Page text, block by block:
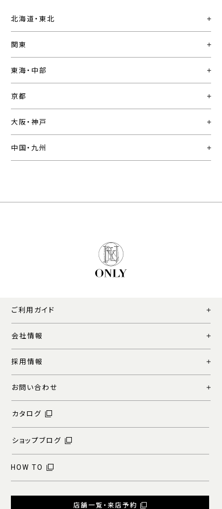
北海道・東北
関東
東海・中部
京都
大阪・神戸
中国・九州
ご利用ガイド
会社情報
採用情報
お問い合わせ
カタログ
ショップブログ
HOW TO
店舗一覧・来店予約